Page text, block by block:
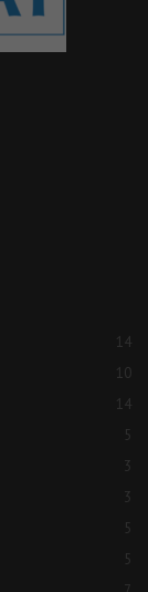
14
10
14
5
3
3
5
5